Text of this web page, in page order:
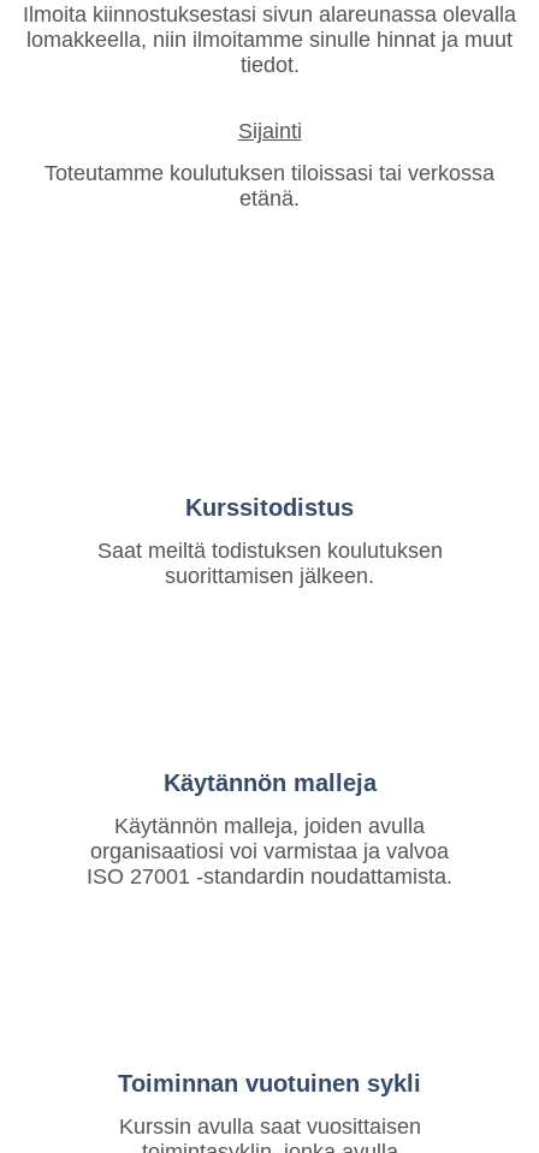
Ilmoita kiinnostuksestasi sivun alareunassa olevalla
lomakkeella, niin ilmoitamme sinulle hinnat ja muut
tiedot.
Sijainti
Toteutamme koulutuksen tiloissasi tai verkossa
etänä.
Kurssitodistus
Saat meiltä todistuksen koulutuksen
suorittamisen jälkeen.
Käytännön malleja
Käytännön malleja, joiden avulla
organisaatiosi voi varmistaa ja valvoa
ISO 27001 -standardin noudattamista.
Toiminnan vuotuinen sykli
Kurssin avulla saat vuosittaisen